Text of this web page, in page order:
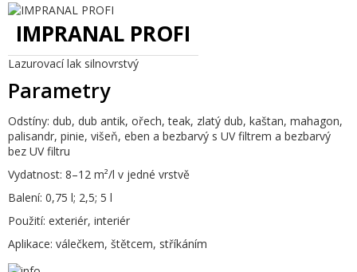
IMPRANAL PROFI
Lazurovací lak silnovrstvý
Parametry
Odstíny: dub, dub antik, ořech, teak, zlatý dub, kaštan, mahagon,
palisandr, pinie, višeň, eben a bezbarvý s UV filtrem a bezbarvý
bez UV filtru
Vydatnost: 8–12 m²/l v jedné vrstvě
Balení: 0,75 l; 2,5; 5 l
Použití: exteriér, interiér
Aplikace: válečkem, štětcem, stříkáním